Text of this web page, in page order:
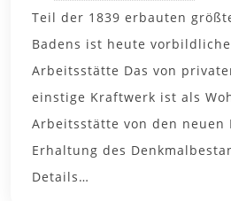
Teil der 1839 erbauten
Badens ist heute
Arbeitsstätte Das von
einstige Kraftwerk ist als
Arbeitsstätte von den neuen
Erhaltung des
Details…